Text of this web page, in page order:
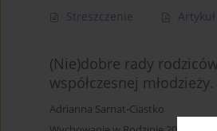
Streszczenie Artykuł
(Nie)dobre rady
współczesnej
Adrianna Sarnat-Ciastko